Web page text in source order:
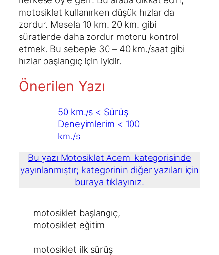
motosiklet kullanırken düşük hızlar da
zordur. Mesela 10 km. 20 km. gibi
süratlerde daha zordur motoru kontrol
etmek. Bu sebeple 30 – 40 km./saat gibi
hızlar başlangıç için iyidir.
Önerilen Yazı
50 km./s < Sürüş
Deneyimlerim < 100
km./s
Bu yazı Motosiklet Acemi kategorisinde
yayınlanmıştır; kategorinin diğer yazıları için
buraya tıklayınız.
motosiklet başlangıç,
motosiklet eğitim
motosiklet ilk sürüş